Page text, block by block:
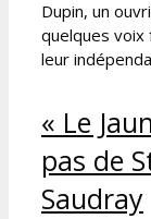
Dupin, un
quelques voix
leur
« Le
pas de
Saudray